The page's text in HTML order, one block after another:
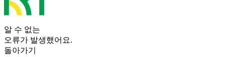
알 수 없는
오류가 발생했어요.
돌아가기